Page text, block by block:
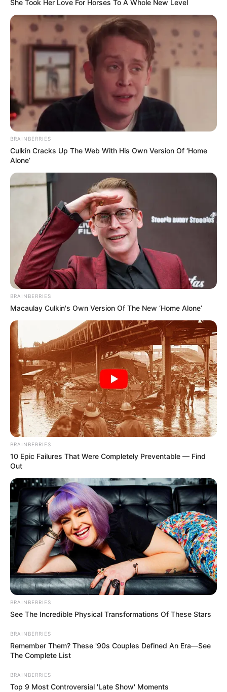
She Took Her Love For Horses To A Whole New Level
BRAINBERRIES
Culkin Cracks Up The Web With His Own Version Of ‘Home
Alone’
BRAINBERRIES
Macaulay Culkin's Own Version Of The New ‘Home Alone’
BRAINBERRIES
10 Epic Failures That Were Completely Preventable — Find
Out
BRAINBERRIES
See The Incredible Physical Transformations Of These Stars
BRAINBERRIES
Remember Them? These '90s Couples Defined An Era—See
The Complete List
BRAINBERRIES
Top 9 Most Controversial 'Late Show' Moments